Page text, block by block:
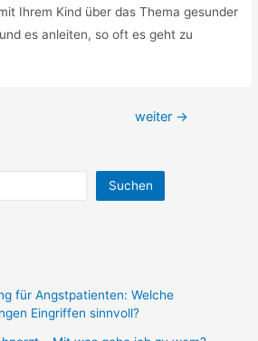
Ihrem Kind über das Thema gesunder
es anleiten, so oft es geht zu
weiter →
Suchen
für Angstpatienten: Welche
Eingriffen sinnvoll?